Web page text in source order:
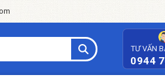
TƯ VẤN
0944